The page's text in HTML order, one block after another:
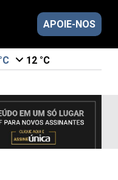
APOIE-NOS
12 °C